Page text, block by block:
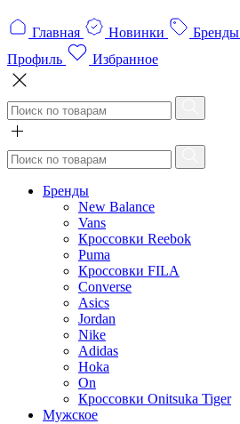
Главная Новинки Бренды
Профиль
Избранное
Бренды
New Balance
Vans
Кроссовки Reebok
Puma
Кроссовки FILA
Converse
Asics
Jordan
Nike
Adidas
Hoka
On
Кроссовки Onitsuka Tiger
Мужское